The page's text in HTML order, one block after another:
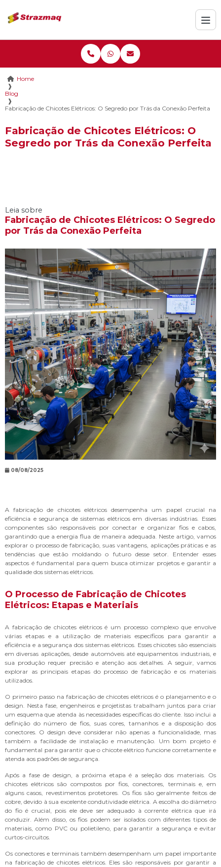
Home
❱
Blog
❱
Fabricação de Chicotes Elétricos: O Segredo por Trás da Conexão Perfeita
Fabricação de Chicotes Elétricos: O
Segredo por Trás da Conexão Perfeita
Leia sobre
Fabricação de Chicotes Elétricos: O Segredo
por Trás da Conexão Perfeita
08/08/2025
A fabricação de chicotes elétricos desempenha um papel crucial na
eficiência e segurança de sistemas elétricos em diversas indústrias. Esses
componentes são responsáveis por conectar e organizar fios e cabos,
garantindo que a energia flua de maneira adequada. Neste artigo, vamos
explorar o processo de fabricação, suas vantagens, aplicações práticas e as
tendências que estão moldando o futuro desse setor. Entender esses
aspectos é fundamental para quem busca otimizar projetos e garantir a
qualidade dos sistemas elétricos.
O Processo de Fabricação de Chicotes
Elétricos: Etapas e Materiais
A fabricação de chicotes elétricos é um processo complexo que envolve
várias etapas e a utilização de materiais específicos para garantir a
eficiência e a segurança dos sistemas elétricos. Esses chicotes são essenciais
em diversas aplicações, desde automóveis até equipamentos industriais, e
sua produção requer precisão e atenção aos detalhes. A seguir, vamos
explorar as principais etapas do processo de fabricação e os materiais
utilizados.
O primeiro passo na fabricação de chicotes elétricos é o planejamento e o
design. Nesta fase, engenheiros e projetistas trabalham juntos para criar
um esquema que atenda às necessidades específicas do cliente. Isso inclui a
definição do número de fios, suas cores, tamanhos e a disposição dos
conectores. O design deve considerar não apenas a funcionalidade, mas
também a facilidade de instalação e manutenção. Um bom projeto é
fundamental para garantir que o chicote elétrico funcione corretamente e
atenda aos padrões de segurança.
Após a fase de design, a próxima etapa é a seleção dos materiais. Os
chicotes elétricos são compostos por fios, conectores, terminais e, em
alguns casos, revestimentos protetores. Os fios são geralmente feitos de
cobre, devido à sua excelente condutividade elétrica. A escolha do diâmetro
do fio é crucial, pois ele deve ser adequado à corrente elétrica que irá
conduzir. Além disso, os fios podem ser isolados com diferentes tipos de
materiais, como PVC ou polietileno, para garantir a segurança e evitar
curtos-circuitos.
Os conectores e terminais também desempenham um papel importante
na fabricação de chicotes elétricos. Eles são responsáveis por garantir a